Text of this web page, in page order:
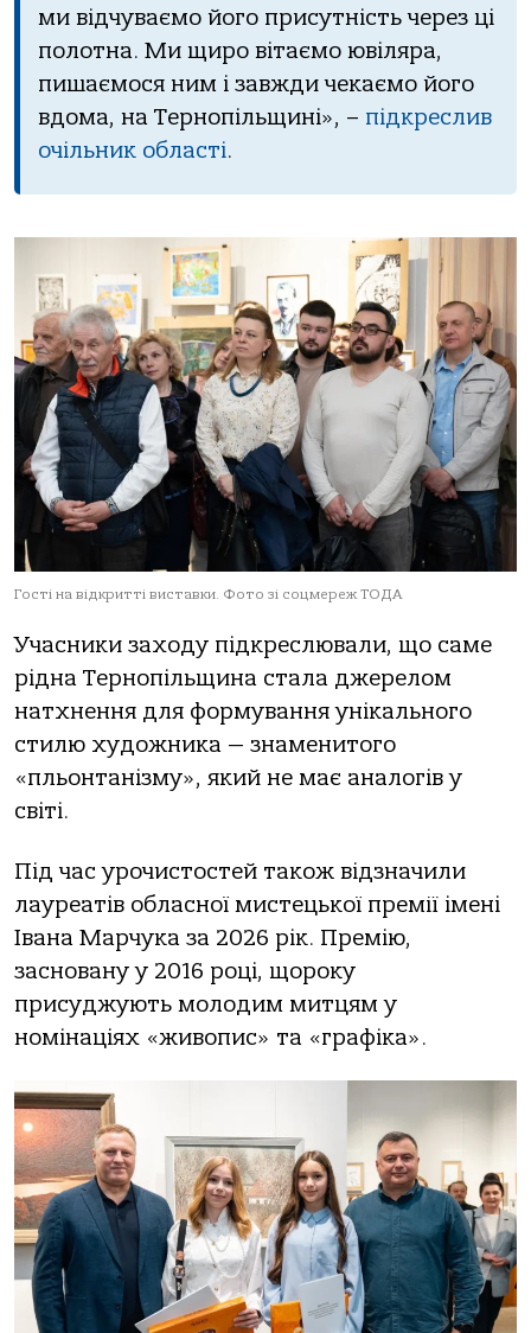
ми відчуваємо його присутність через ці
полотна. Ми щиро вітаємо ювіляра,
пишаємося ним і завжди чекаємо його
вдома, на Тернопільщині», – підкреслив
очільник області.
Гості на відкритті виставки. Фото зі соцмереж ТОДА
Учасники заходу підкреслювали, що саме
рідна Тернопільщина стала джерелом
натхнення для формування унікального
стилю художника — знаменитого
«пльонтанізму», який не має аналогів у
світі.
Під час урочистостей також відзначили
лауреатів обласної мистецької премії імені
Івана Марчука за 2026 рік. Премію,
засновану у 2016 році, щороку
присуджують молодим митцям у
номінаціях «живопис» та «графіка».